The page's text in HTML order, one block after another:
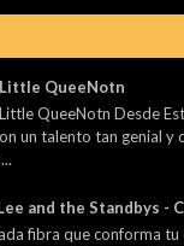
QueeNotn
QueeNotn Desde
un talento tan genial y
and the Standbys -
fibra que conforma tu